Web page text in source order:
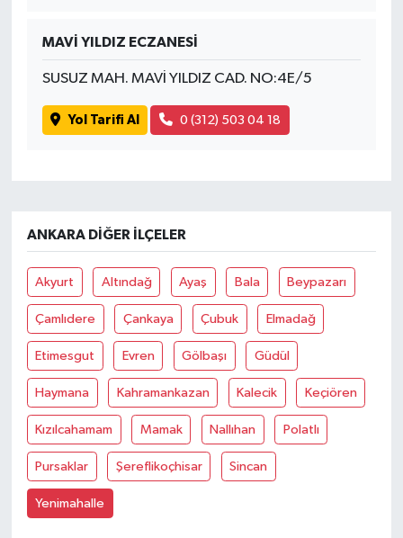
MAVİ YILDIZ ECZANESİ
SUSUZ MAH. MAVİ YILDIZ CAD. NO:4E/5
Yol Tarifi Al 0 (312) 503 04 18
ANKARA DIĞER İLÇELER
Akyurt Altındağ Ayaş Bala Beypazarı
Çamlıdere Çankaya Çubuk Elmadağ
Etimesgut Evren Gölbaşı Güdül
Haymana Kahramankazan Kalecik Keçiören
Kızılcahamam Mamak Nallıhan Polatlı
Pursaklar Şereflikoçhisar Sincan
Yenimahalle